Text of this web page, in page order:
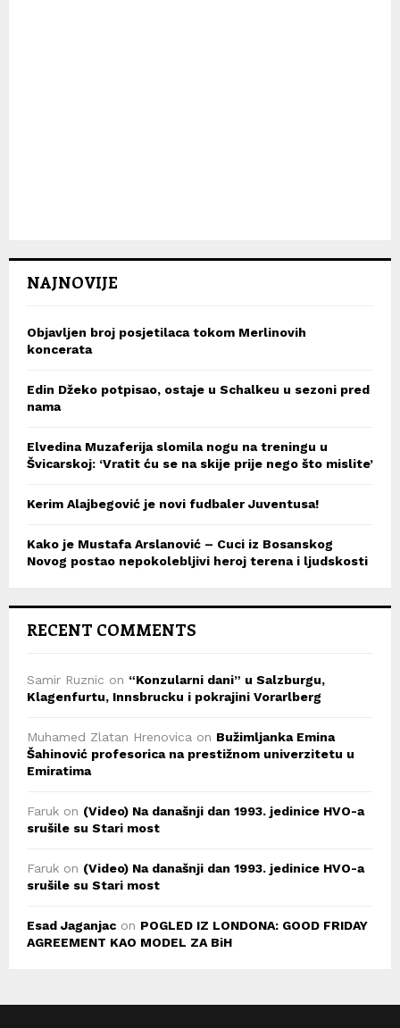
NAJNOVIJE
Objavljen broj posjetilaca tokom Merlinovih
koncerata
Edin Džeko potpisao, ostaje u Schalkeu u sezoni pred
nama
Elvedina Muzaferija slomila nogu na treningu u
Švicarskoj: ‘Vratit ću se na skije prije nego što mislite’
Kerim Alajbegović je novi fudbaler Juventusa!
Kako je Mustafa Arslanović – Cuci iz Bosanskog
Novog postao nepokolebljivi heroj terena i ljudskosti
RECENT COMMENTS
Samir Ruznic on “Konzularni dani” u Salzburgu,
Klagenfurtu, Innsbrucku i pokrajini Vorarlberg
Muhamed Zlatan Hrenovica on Bužimljanka Emina
Šahinović profesorica na prestižnom univerzitetu u
Emiratima
Faruk on (Video) Na današnji dan 1993. jedinice HVO-a
srušile su Stari most
Faruk on (Video) Na današnji dan 1993. jedinice HVO-a
srušile su Stari most
Esad Jaganjac on POGLED IZ LONDONA: GOOD FRIDAY
AGREEMENT KAO MODEL ZA BiH